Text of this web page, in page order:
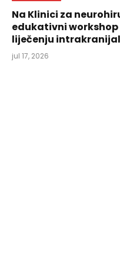
Na Klinici za
edukativni workshop
liječenju
jul 17, 2026